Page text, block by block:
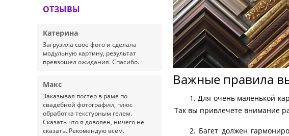
ОТЗЫВЫ
Катерина
Загрузила свое фото и сделала
модульную картину, результат
превзошел ожидания. Спасибо.
Макс
Заказывал постер в раме по
свадебной фотографии, плюс
обработка текстурным гелем.
Сказать что я доволен, ничего не
сказать. Рекомендую всем.
Важные правила
1. Для очень маленькой
Так вы привлечете внимание
2. Багет должен